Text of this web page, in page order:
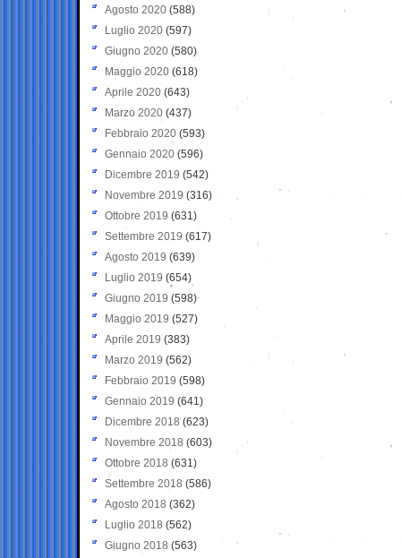
Agosto 2020 (588)
Luglio 2020 (597)
Giugno 2020 (580)
Maggio 2020 (618)
Aprile 2020 (643)
Marzo 2020 (437)
Febbraio 2020 (593)
Gennaio 2020 (596)
Dicembre 2019 (542)
Novembre 2019 (316)
Ottobre 2019 (631)
Settembre 2019 (617)
Agosto 2019 (639)
Luglio 2019 (654)
Giugno 2019 (598)
Maggio 2019 (527)
Aprile 2019 (383)
Marzo 2019 (562)
Febbraio 2019 (598)
Gennaio 2019 (641)
Dicembre 2018 (623)
Novembre 2018 (603)
Ottobre 2018 (631)
Settembre 2018 (586)
Agosto 2018 (362)
Luglio 2018 (562)
Giugno 2018 (563)